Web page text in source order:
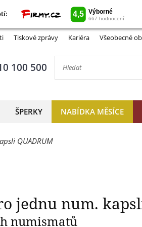
Tiskové zprávy Kariéra Všeobecné
100 500
ŠPERKY NABÍDKA MĚSÍCE
QUADRUM
jednu num.
numismatů
pro jednu